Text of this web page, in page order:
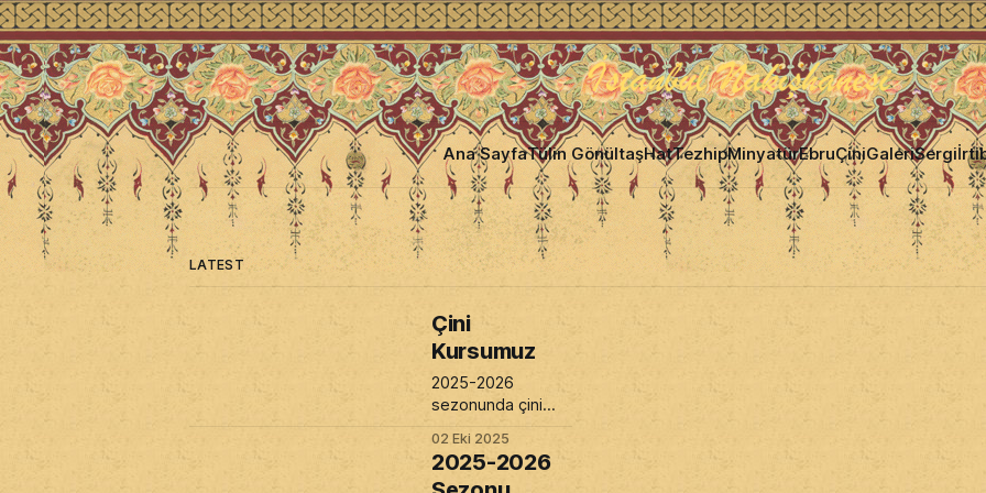
Ana SayfaTülin GönültaşHatTezhipMinyatürEbruÇiniGaleriSergi
LATEST
Çini
Kursumuz
2025-2026
sezonunda çini
kursumuz için
kayıtlar başlamıştır.
02 Eki 2025
2025-2026